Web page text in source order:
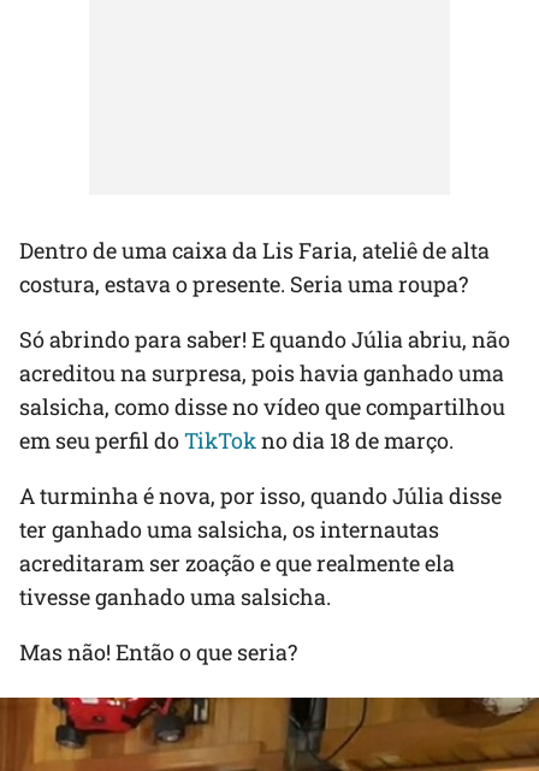
Dentro de uma caixa da Lis Faria, ateliê de alta
costura, estava o presente. Seria uma roupa?
Só abrindo para saber! E quando Júlia abriu, não
acreditou na surpresa, pois havia ganhado uma
salsicha, como disse no vídeo que compartilhou
em seu perfil doTikTokno dia 18 de março.
A turminha é nova, por isso, quando Júlia disse
ter ganhado uma salsicha, os internautas
acreditaram ser zoação e que realmente ela
tivesse ganhado uma salsicha.
Mas não! Então o que seria?